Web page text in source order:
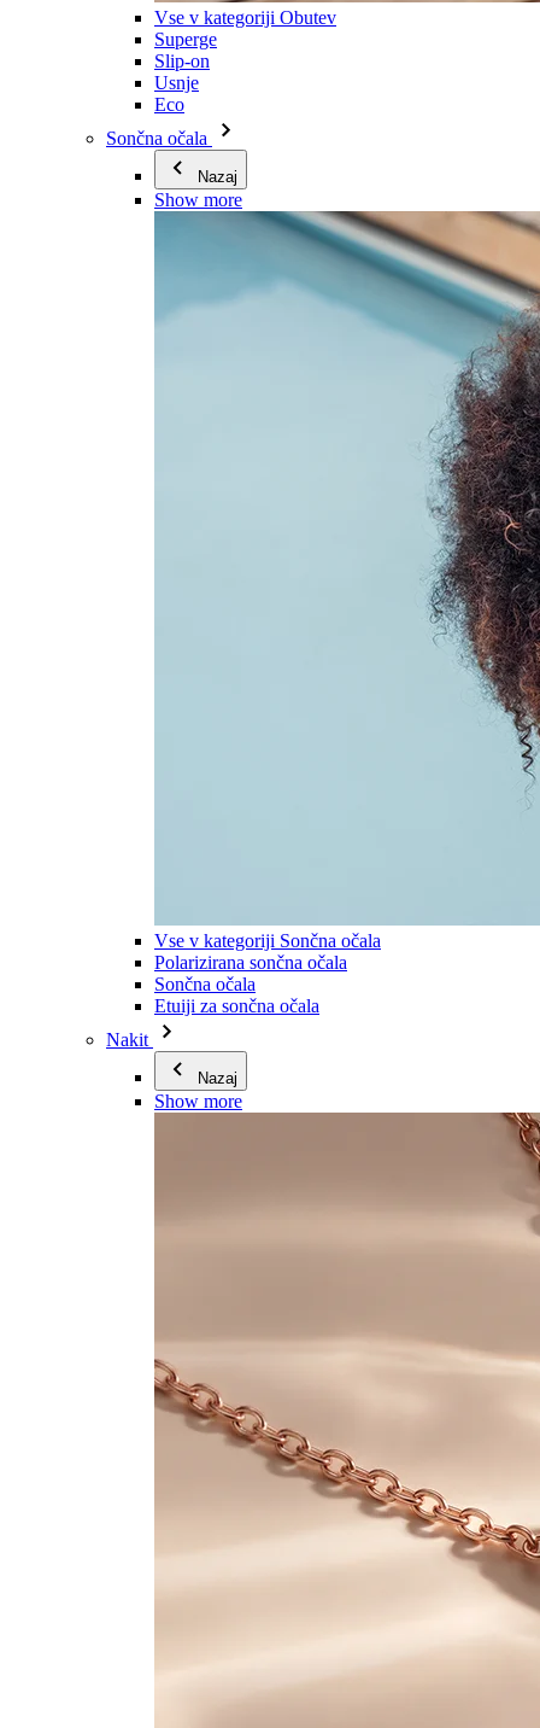
Vse v kategoriji Obutev
Superge
Slip-on
Usnje
Eco
Sončna očala
Nazaj
Show more
Vse v kategoriji Sončna očala
Polarizirana sončna očala
Sončna očala
Etuiji za sončna očala
Nakit
Nazaj
Show more